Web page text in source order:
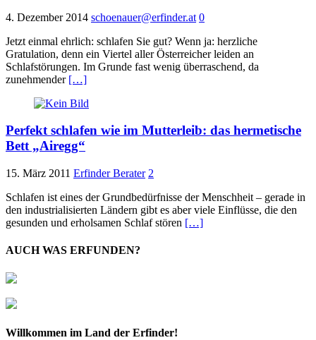
4. Dezember 2014 schoenauer@erfinder.at 0
Jetzt einmal ehrlich: schlafen Sie gut? Wenn ja: herzliche
Gratulation, denn ein Viertel aller Österreicher leiden an
Schlafstörungen. Im Grunde fast wenig überraschend, da
zunehmender […]
Perfekt schlafen wie im Mutterleib: das hermetische
Bett „Airegg“
15. März 2011 Erfinder Berater 2
Schlafen ist eines der Grundbedürfnisse der Menschheit – gerade in
den industrialisierten Ländern gibt es aber viele Einflüsse, die den
gesunden und erholsamen Schlaf stören […]
AUCH WAS ERFUNDEN?
Willkommen im Land der Erfinder!